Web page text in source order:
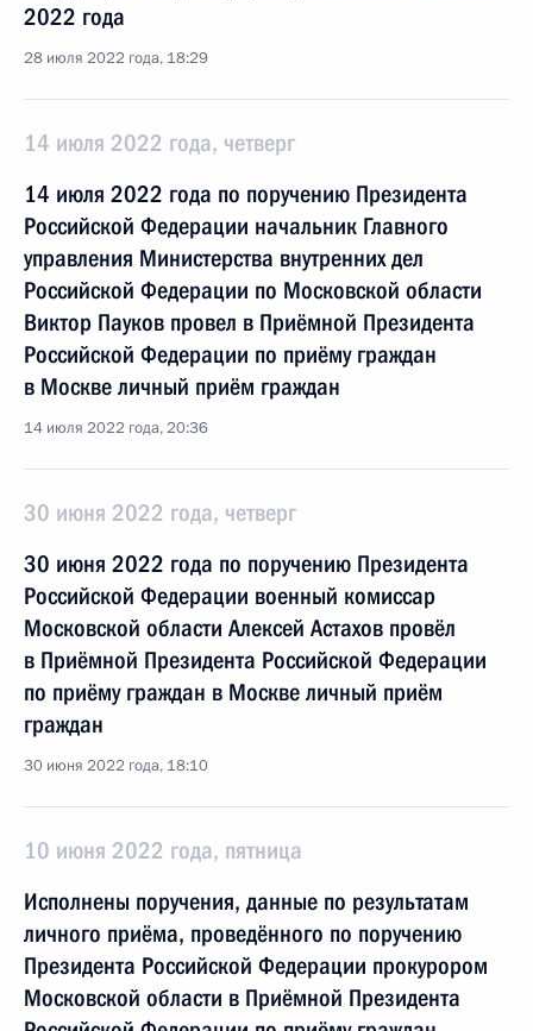
2022 года
28 июля 2022 года, 18:29
14 июля 2022 года, четверг
14 июля 2022 года по поручению Президента
Российской Федерации начальник Главного
управления Министерства внутренних дел
Российской Федерации по Московской области
Виктор Пауков провел в Приёмной Президента
Российской Федерации по приёму граждан
в Москве личный приём граждан
14 июля 2022 года, 20:36
30 июня 2022 года, четверг
30 июня 2022 года по поручению Президента
Российской Федерации военный комиссар
Московской области Алексей Астахов провёл
в Приёмной Президента Российской Федерации
по приёму граждан в Москве личный приём
граждан
30 июня 2022 года, 18:10
10 июня 2022 года, пятница
Исполнены поручения, данные по результатам
личного приёма, проведённого по поручению
Президента Российской Федерации прокурором
Московской области в Приёмной Президента